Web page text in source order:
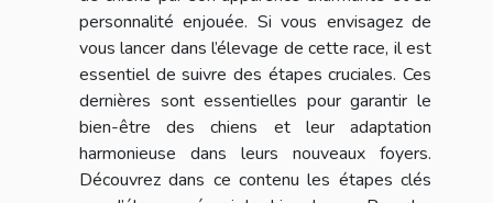
personnalité enjouée. Si vous envisagez de
vous lancer dans l’élevage de cette race, il est
essentiel de suivre des étapes cruciales. Ces
dernières sont essentielles pour garantir le
bien-être des chiens et leur adaptation
harmonieuse dans leurs nouveaux foyers.
Découvrez dans ce contenu les étapes clés